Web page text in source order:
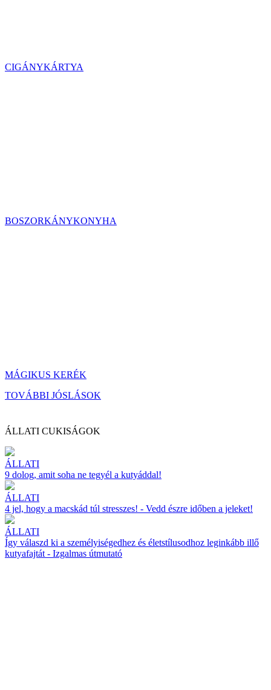
CIGÁNYKÁRTYA
BOSZORKÁNYKONYHA
MÁGIKUS KERÉK
TOVÁBBI JÓSLÁSOK
ÁLLATI CUKISÁGOK
ÁLLATI
9 dolog, amit soha ne tegyél a kutyáddal!
ÁLLATI
4 jel, hogy a macskád túl stresszes! - Vedd észre időben a jeleket!
ÁLLATI
Így válaszd ki a személyiségedhez és életstílusodhoz leginkább illő
kutyafajtát - Izgalmas útmutató